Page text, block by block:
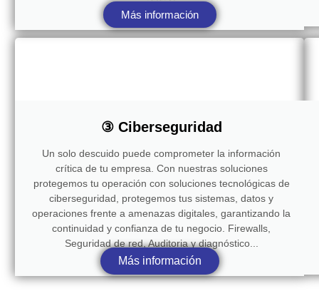
Más información
③ Ciberseguridad
Un solo descuido puede comprometer la información
crítica de tu empresa. Con nuestras soluciones
protegemos tu operación con soluciones tecnológicas de
ciberseguridad, protegemos tus sistemas, datos y
operaciones frente a amenazas digitales, garantizando la
continuidad y confianza de tu negocio. Firewalls,
Seguridad de red, Auditoria y diagnóstico...
Más información